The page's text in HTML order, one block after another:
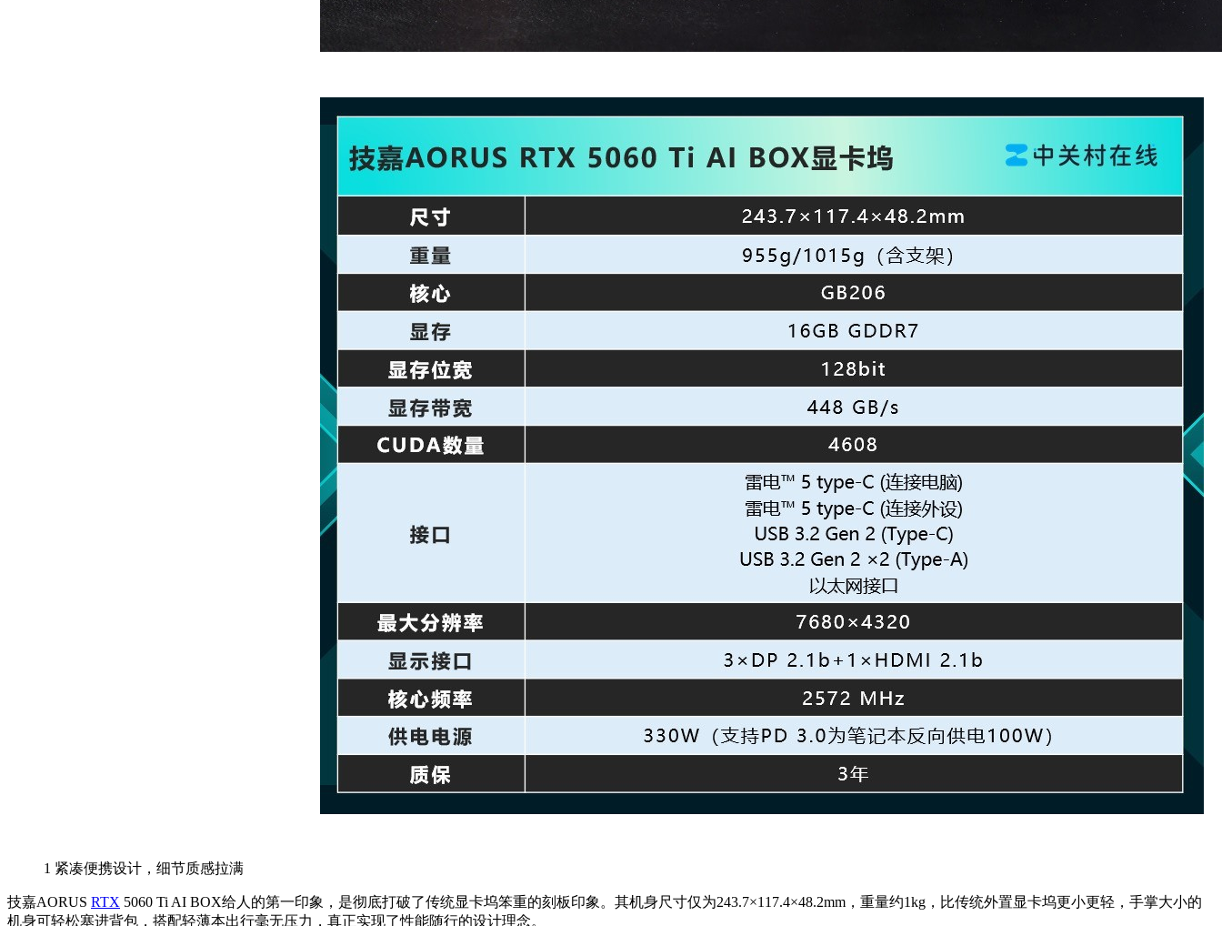
1 紧凑便携设计，细节质感拉满
技嘉AORUS RTX 5060 Ti AI BOX给人的第一印象，是彻底打破了传统显卡坞笨重的刻板印象。其机身尺寸仅为243.7×117.4×48.2mm，重量约1kg，比传统外置显卡坞更小更轻，手掌大小的
机身可轻松塞进背包，搭配轻薄本出行毫无压力，真正实现了性能随行的设计理念。